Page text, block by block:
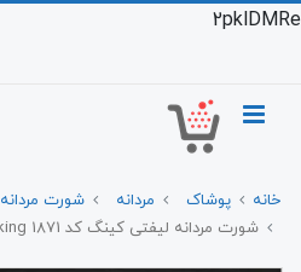
2pklDMRe
خانه پوشاک مردانه
شورت مردانه
شورت مردانه لیفتی کینگ کد 1871 king